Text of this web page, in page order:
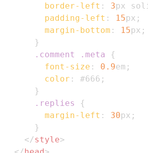
border-left : 3px
padding-left : 15px ;
margin-bottom : 15px ;
}
.comment
.meta
{
font-size : 0.9em ;
color : #666 ;
}
.replies
{
margin-left : 30px ;
}
</style>